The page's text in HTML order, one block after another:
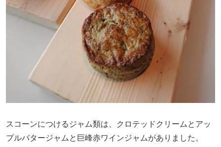
スコーンにつけるジャム類は、クロテッドクリームとアッ
プルバタージャムと巨峰赤ワインジャムがありました。